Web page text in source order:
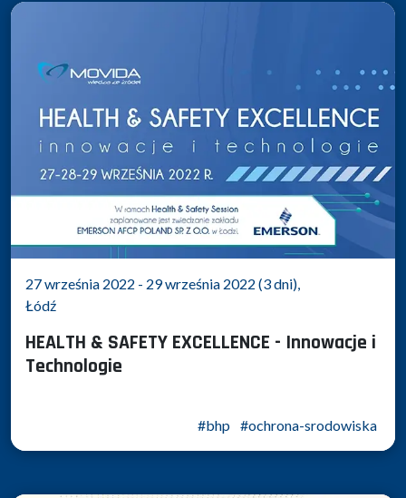
27 września 2022 - 29 września 2022 (3 dni),
Łódź
HEALTH & SAFETY EXCELLENCE - Innowacje i
Technologie
#bhp #ochrona-srodowiska